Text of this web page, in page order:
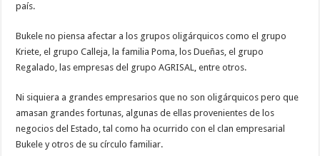
país.
Bukele no piensa afectar a los grupos oligárquicos como el grupo
Kriete, el grupo Calleja, la familia Poma, los Dueñas, el grupo
Regalado, las empresas del grupo AGRISAL, entre otros.
Ni siquiera a grandes empresarios que no son oligárquicos pero que
amasan grandes fortunas, algunas de ellas provenientes de los
negocios del Estado, tal como ha ocurrido con el clan empresarial
Bukele y otros de su círculo familiar.